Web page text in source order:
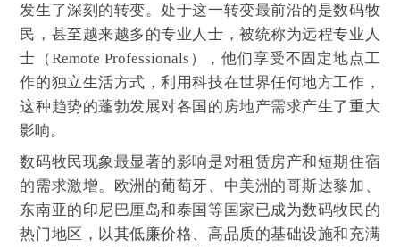
发生了深刻的转变。处于这一转变最前沿的是数码牧
民，甚至越来越多的专业人士，被统称为远程专业人
士（Remote Professionals），他们享受不固定地点工
作的独立生活方式，利用科技在世界任何地方工作，
这种趋势的蓬勃发展对各国的房地产需求产生了重大
影响。
数码牧民现象最显著的影响是对租赁房产和短期住宿
的需求激增。欧洲的葡萄牙、中美洲的哥斯达黎加、
东南亚的印尼巴厘岛和泰国等国家已成为数码牧民的
热门地区，以其低廉价格、高品质的基础设施和充满